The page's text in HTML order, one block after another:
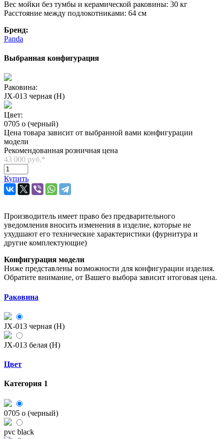
Вес мойки без тумбы и керамической раковины: 30 кг
Расстояние между подлокотниками: 64 см
Бренд:
Panda
Выбранная конфигурация
Раковина:
JX-013 черная (H)
Цвет:
0705 o (черный)
Цена товара зависит от выбранной вами конфигурации
модели
Рекомендованная розничная цена
43 000 руб.*
Купить
Производитель имеет право без предварительного
уведомления вносить изменения в изделие, которые не
ухудшают его технические характеристики (фурнитура и
другие комплектующие)
Конфигурация модели
Ниже представлены возможности для конфигурации изделия.
Обратите внимание, от Вашего выбора зависит итоговая цена.
Раковина
JX-013 черная (H)
JX-013 белая (H)
Цвет
Категория 1
0705 o (черный)
pvc black